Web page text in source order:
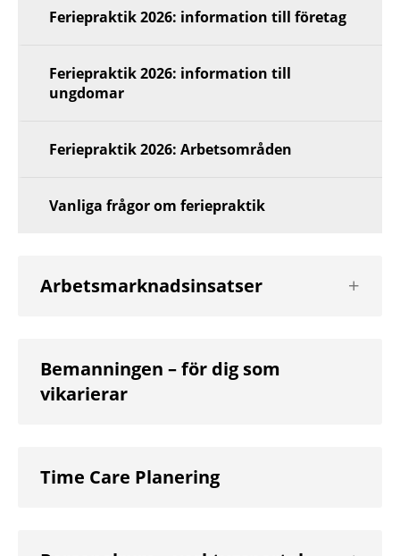
Feriepraktik 2026: information till företag
Feriepraktik 2026: information till
ungdomar
Feriepraktik 2026: Arbetsområden
Vanliga frågor om feriepraktik
Arbetsmarknadsinsatser
nästa
Bemanningen – för dig som
vikarierar
Time Care Planering